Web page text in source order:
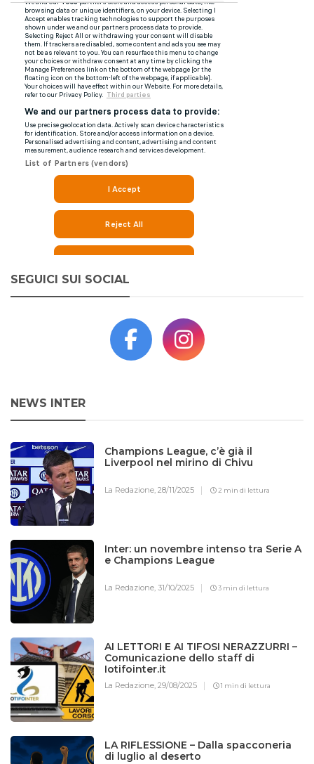
SEGUICI SUI SOCIAL
NEWS INTER
Champions League, c’è già il
Liverpool nel mirino di Chivu
La Redazione,28/11/2025 2 min di lettura
Inter: un novembre intenso tra Serie A
e Champions League
La Redazione,31/10/2025 3 min di lettura
AI LETTORI E AI TIFOSI NERAZZURRI –
Comunicazione dello staff di
Iotifointer.it
La Redazione,29/08/2025 1 min di lettura
LA RIFLESSIONE – Dalla spacconeria
di luglio al deserto